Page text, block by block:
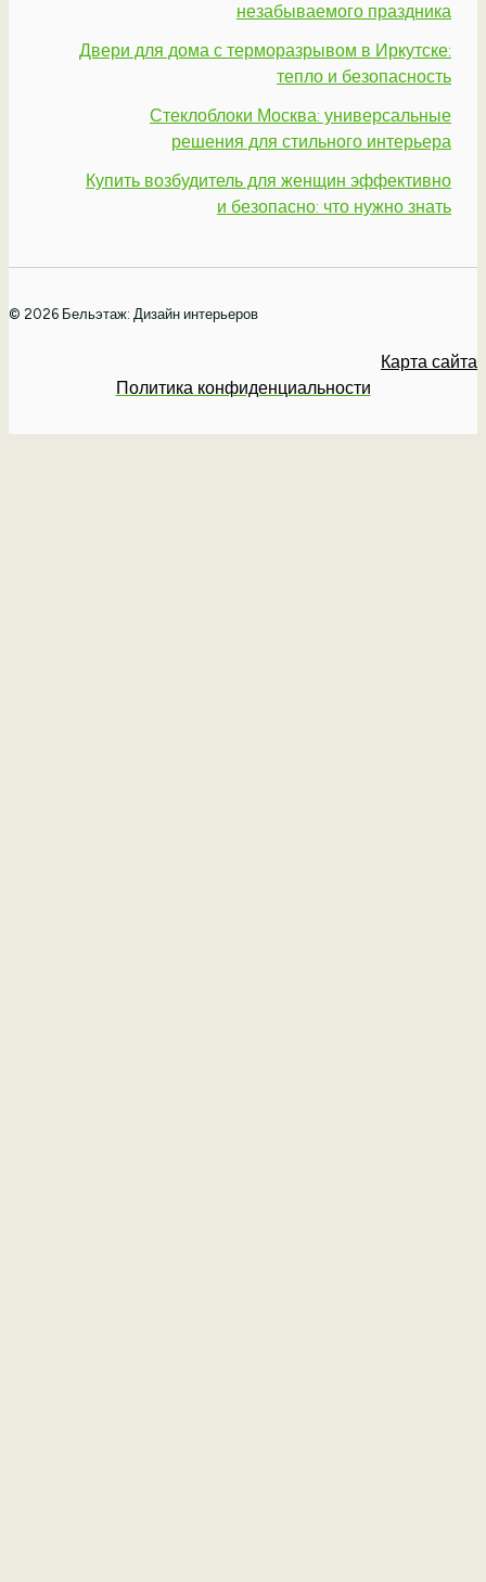
незабываемого праздника
Двери для дома с терморазрывом в Иркутске:
тепло и безопасность
Стеклоблоки Москва: универсальные
решения для стильного интерьера
Купить возбудитель для женщин эффективно
и безопасно: что нужно знать
© 2026 Бельэтаж: Дизайн интерьеров
Карта сайта
Политика конфиденциальности